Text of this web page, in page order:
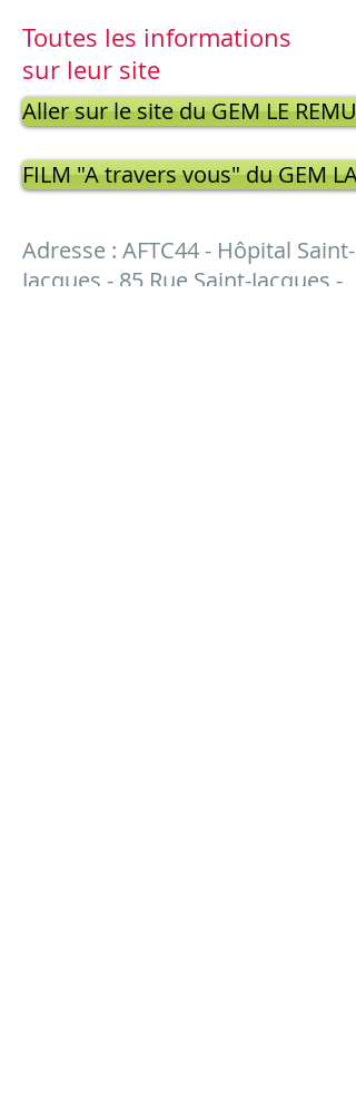
Toutes les informations
sur leur site
Aller sur le site du GEM LE
FILM "A travers vous" du GEM
Adresse : AFTC44 - Hôpital Saint-
Jacques - 85 Rue Saint-Jacques -